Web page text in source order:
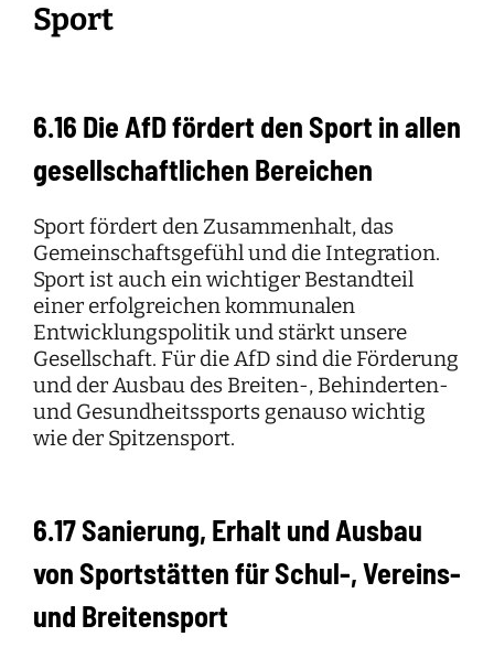
Sport
6.16 Die AfD fördert den Sport in allen
gesellschaftlichen Bereichen
Sport fördert den Zusammenhalt, das
Gemeinschaftsgefühl und die Integration.
Sport ist auch ein wichtiger Bestandteil
einer erfolgreichen kommunalen
Entwicklungspolitik und stärkt unsere
Gesellschaft. Für die AfD sind die Förderung
und der Ausbau des Breiten-, Behinderten-
und Gesundheitssports genauso wichtig
wie der Spitzensport.
6.17 Sanierung, Erhalt und Ausbau
von Sportstätten für Schul-, Vereins-
und Breitensport